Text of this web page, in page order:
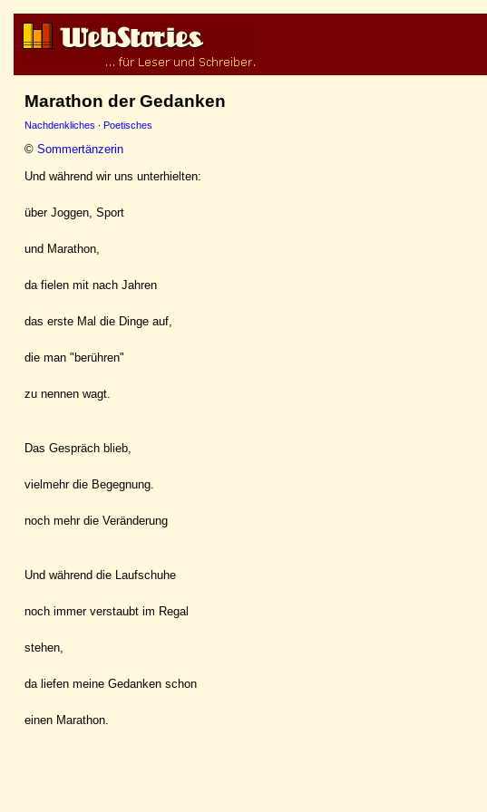
Marathon der Gedanken
Nachdenkliches · Poetisches
© Sommertänzerin
Und während wir uns unterhielten:
über Joggen, Sport
und Marathon,
da fielen mit nach Jahren
das erste Mal die Dinge auf,
die man "berühren"
zu nennen wagt.
Das Gespräch blieb,
vielmehr die Begegnung.
noch mehr die Veränderung
Und während die Laufschuhe
noch immer verstaubt im Regal
stehen,
da liefen meine Gedanken schon
einen Marathon.